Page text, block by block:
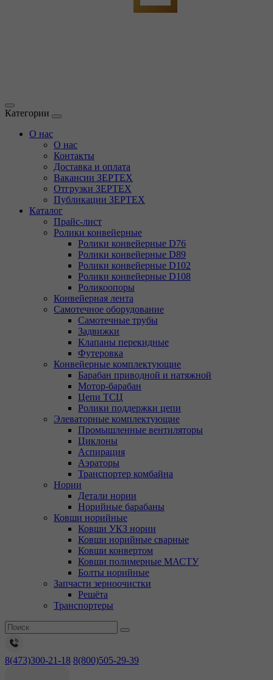
Категории
О нас
О нас
Контакты
Доставка и оплата
Вакансии ЗЕРТЕХ
Отгрузки ЗЕРТЕХ
Публикации ЗЕРТЕХ
Каталог
Прайс-лист
Ролики конвейерные
Ролики конвейерные D76
Ролики конвейерные D89
Ролики конвейерные D102
Ролики конвейерные D108
Роликоопоры
Конвейерная лента
Самотечное оборудование
Самотечные трубы
Задвижки
Клапаны перекидные
Футеровка
Конвейерные комплектующие
Барабан приводной и натяжной
Мотор-барабан
Цепи ТСЦ
Ролики поддержки цепи
Элеваторные комплектующие
Промышленные вентиляторы
Циклоны
Аспирация
Аэраторы
Транспортер комбайна
Нории
Детали нории
Норийные барабаны
Ковши норийные
Ковши УКЗ нории
Ковши норийные сварные
Ковши конвертом
Ковши полимерные МАСТУ
Болты норийные
Запчасти зерноочистки
Решёта
Транспортеры
8(473)300-21-18 8(800)505-29-39